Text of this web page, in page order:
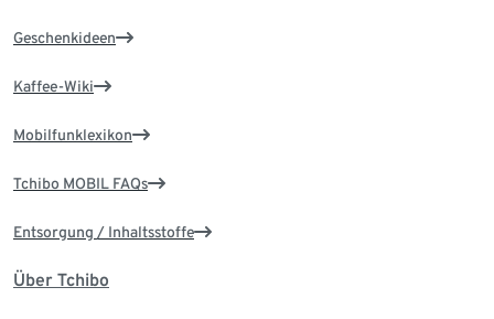
Geschenkideen
Kaffee-Wiki
Mobilfunklexikon
Tchibo MOBIL FAQs
Entsorgung / Inhaltsstoffe
Über Tchibo